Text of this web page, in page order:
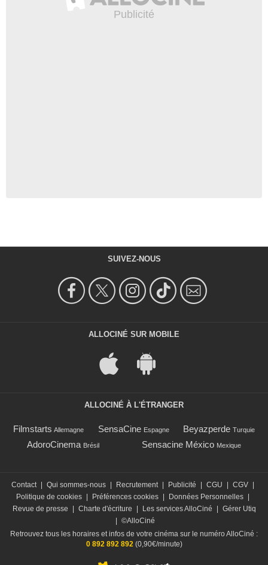
SUIVEZ-NOUS
ALLOCINÉ SUR MOBILE
ALLOCINÉ À L'ÉTRANGER
Filmstarts Allemagne SensaCine Espagne Beyazperde Turquie
AdoroCinema Brésil Sensacine México Mexique
Contact | Qui sommes-nous | Recrutement | Publicité | CGU | CGV |
Politique de cookies | Préférences cookies | Données Personnelles |
Revue de presse
| Charte d'écriture | Les services AlloCiné | Gérer Utiq
| ©AlloCiné
Retrouvez tous les horaires et infos de votre cinéma sur le numéro AlloCiné :
0 892 892 892(0,90€/minute)